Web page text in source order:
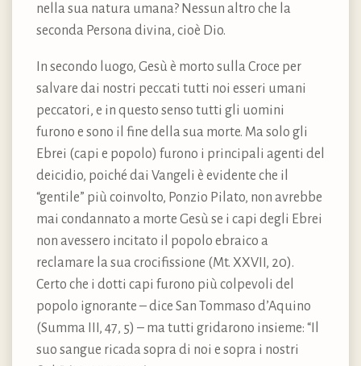
nella sua natura umana? Nessun altro che la
seconda Persona divina, cioè Dio.
In secondo luogo, Gesù è morto sulla Croce per
salvare dai nostri peccati tutti noi esseri umani
peccatori, e in questo senso tutti gli uomini
furono e sono il fine della sua morte. Ma solo gli
Ebrei (capi e popolo) furono i principali agenti del
deicidio, poiché dai Vangeli è evidente che il
“gentile” più coinvolto, Ponzio Pilato, non avrebbe
mai condannato a morte Gesù se i capi degli Ebrei
non avessero incitato il popolo ebraico a
reclamare la sua crocifissione (Mt. XXVII, 20).
Certo che i dotti capi furono più colpevoli del
popolo ignorante – dice San Tommaso d’Aquino
(Summa III, 47, 5) – ma tutti gridarono insieme: “Il
suo sangue ricada sopra di noi e sopra i nostri